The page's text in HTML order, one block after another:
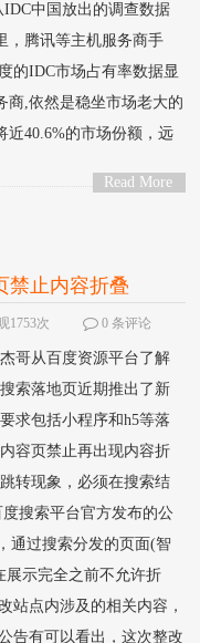
中国放出的调查数据
，腾讯等主机服务商手
的IDC市场占有率数据显
商,依然是稳坐市场老大的
近40.6%的市场份额，远
Read More
禁止内容折叠
1753次 0 条评论
哥从百度资源平台了解
索落地页近期推出了新
求包括小程序和h5等落
容页禁止再出现内容折
转现象，必须在搜索结
搜索平台官方发布的公
通过搜索分发的页面(智
展示完全之前不允许折
站点内涉及的相关内容，
告有可以看出，这次整改